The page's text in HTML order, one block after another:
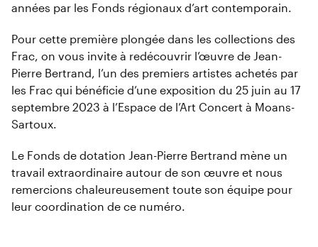
années par les Fonds régionaux d’art contemporain.
Pour cette première plongée dans les collections des
Frac, on vous invite à redécouvrir l’œuvre de Jean-
Pierre Bertrand, l’un des premiers artistes achetés par
les Frac qui bénéficie d’une exposition du 25 juin au 17
septembre 2023 à l’Espace de l’Art Concert à Moans-
Sartoux.
Le Fonds de dotation Jean-Pierre Bertrand mène un
travail extraordinaire autour de son œuvre et nous
remercions chaleureusement toute son équipe pour
leur coordination de ce numéro.